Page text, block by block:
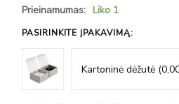
Prieinamumas: Liko 1
PASIRINKITE ĮPAKAVIMĄ: